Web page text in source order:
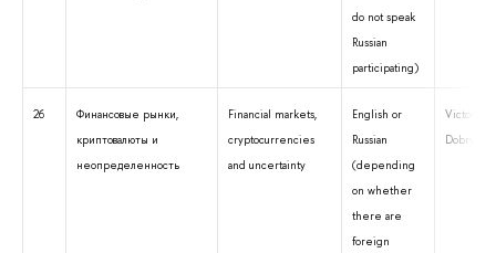
do not speak
Russian
participating)
26
Финансовые рынки,
криптовалюты и
неопределенность
Financial markets,
cryptocurrencies
and uncertainty
English or
Russian
(depending
on whether
there are
foreign
Victoria